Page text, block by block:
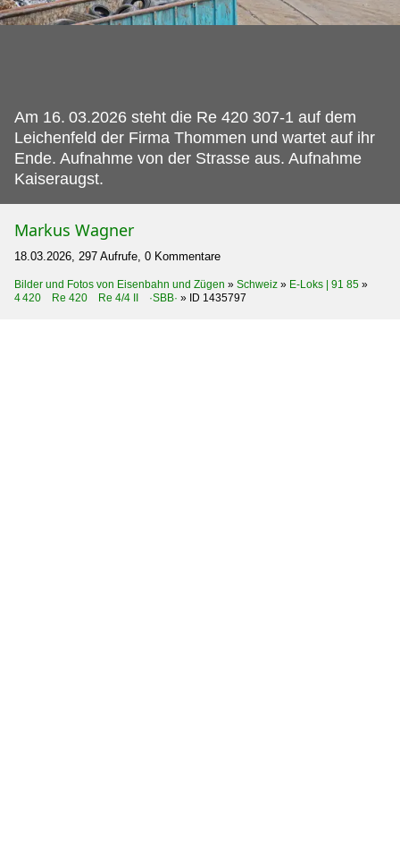
Am 16. 03.2026 steht die Re 420 307-1 auf dem
Leichenfeld der Firma Thommen und wartet auf ihr
Ende. Aufnahme von der Strasse aus. Aufnahme
Kaiseraugst.
Markus Wagner
18.03.2026, 297 Aufrufe, 0 Kommentare
Bilder und Fotos von Eisenbahn und Zügen » Schweiz » E-Loks | 91 85 »
4 420 Re 420 Re 4/4 II ·SBB· » ID 1435797